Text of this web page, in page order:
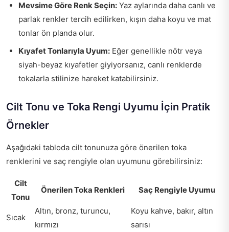
Mevsime Göre Renk Seçin: Yaz aylarında daha canlı ve
parlak renkler tercih edilirken, kışın daha koyu ve mat
tonlar ön planda olur.
Kıyafet Tonlarıyla Uyum: Eğer genellikle nötr veya
siyah-beyaz kıyafetler giyiyorsanız, canlı renklerde
tokalarla stilinize hareket katabilirsiniz.
Cilt Tonu ve Toka Rengi Uyumu İçin Pratik
Örnekler
Aşağıdaki tabloda cilt tonunuza göre önerilen toka
renklerini ve saç rengiyle olan uyumunu görebilirsiniz:
Cilt
Tonu
Önerilen Toka Renkleri Saç Rengiyle Uyumu
Sıcak
Altın, bronz, turuncu,
kırmızı
Koyu kahve, bakır, altın
sarısı